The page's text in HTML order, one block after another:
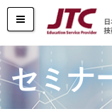
セミナ